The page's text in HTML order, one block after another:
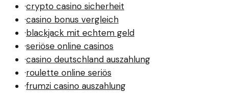
·crypto casino sicherheit
·casino bonus vergleich
·blackjack mit echtem geld
·seriöse online casinos
·casino deutschland auszahlung
·roulette online seriös
·frumzi casino auszahlung